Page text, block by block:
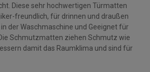
Diese sehr hochwertigen Türmatten
freundlich, für drinnen und draußen
der Waschmaschine und Geeignet für
Schmutzmatten ziehen Schmutz wie
damit das Raumklima und sind für